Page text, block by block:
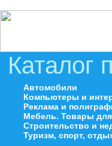
Каталог
Автомобили
Компьютеры и
Реклама и
Мебель. Товары
Строительство и
Туризм, спорт,